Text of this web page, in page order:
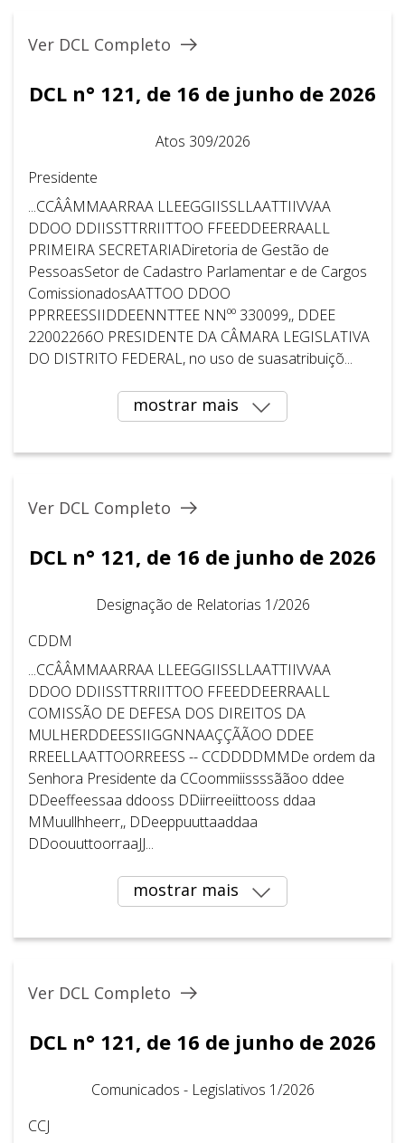
Ver DCL Completo
DCL n° 121, de 16 de junho de 2026
Atos 309/2026
Presidente
...CCÂÂMMAARRAA LLEEGGIISSLLAATTIIVVAA
DDOO DDIISSTTRRIITTOO FFEEDDEERRAALL
PRIMEIRA SECRETARIADiretoria de Gestão de
PessoasSetor de Cadastro Parlamentar e de Cargos
ComissionadosAATTOO DDOO
PPRREESSIIDDEENNTTEE NNºº 330099,, DDEE
22002266O PRESIDENTE DA CÂMARA LEGISLATIVA
DO DISTRITO FEDERAL, no uso de suasatribuiçõ...
mostrar mais
Ver DCL Completo
DCL n° 121, de 16 de junho de 2026
Designação de Relatorias 1/2026
CDDM
...CCÂÂMMAARRAA LLEEGGIISSLLAATTIIVVAA
DDOO DDIISSTTRRIITTOO FFEEDDEERRAALL
COMISSÃO DE DEFESA DOS DIREITOS DA
MULHERDDEESSIIGGNNAAÇÇÃÃOO DDEE
RREELLAATTOORREESS -- CCDDDDMMDe ordem da
Senhora Presidente da CCoommiissssããoo ddee
DDeeffeessaa ddooss DDiirreeiittooss ddaa
MMuullhheerr,, DDeeppuuttaaddaa
DDoouuttoorraaJJ...
mostrar mais
Ver DCL Completo
DCL n° 121, de 16 de junho de 2026
Comunicados - Legislativos 1/2026
CCJ